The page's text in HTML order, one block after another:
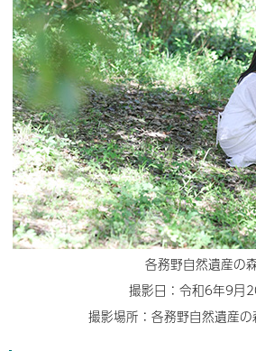
各務野自然遺産の
撮影日：令和6年9月
撮影場所：各務野自然遺産の